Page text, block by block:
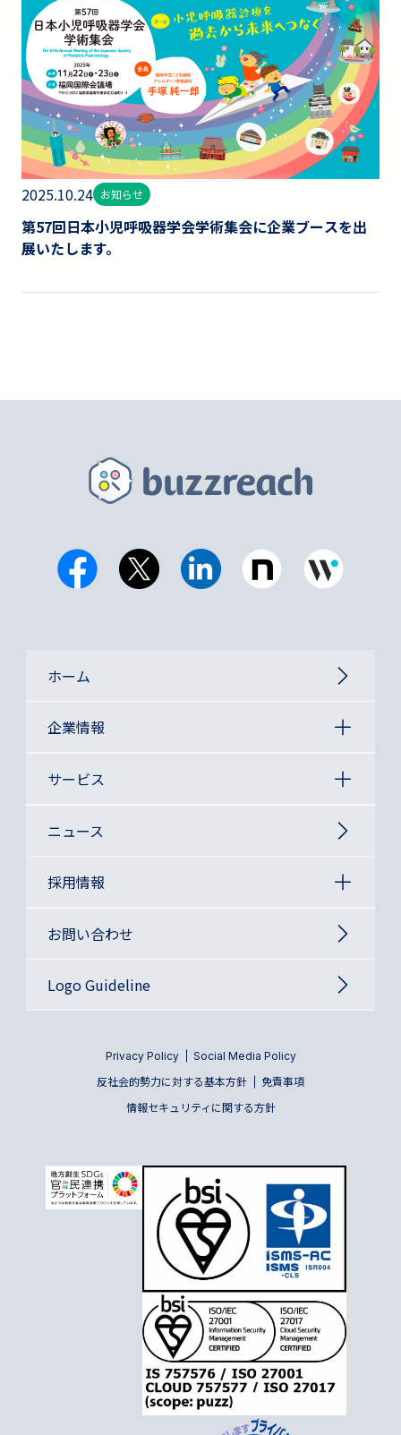
2025.10.24 お知らせ
第57回日本小児呼吸器学会学術集会に企業ブースを出
展いたします。
ホーム
企業情報
サービス
ニュース
採用情報
お問い合わせ
Logo Guideline
Privacy Policy
Social Media Policy
反社会的勢力に対する基本方針
免責事項
情報セキュリティに関する方針